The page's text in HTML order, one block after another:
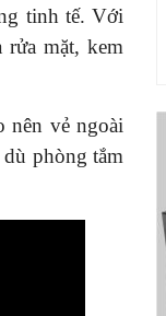
tinh tế. Với
mặt, kem
nên vẻ ngoài
phòng tắm